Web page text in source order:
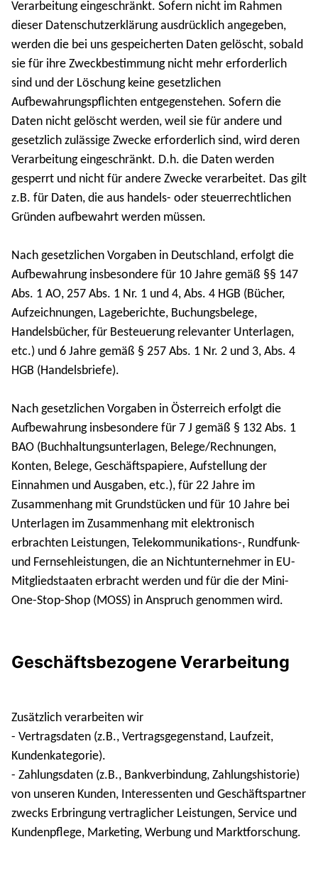
Verarbeitung eingeschränkt. Sofern nicht im Rahmen
dieser Datenschutzerklärung ausdrücklich angegeben,
werden die bei uns gespeicherten Daten gelöscht, sobald
sie für ihre Zweckbestimmung nicht mehr erforderlich
sind und der Löschung keine gesetzlichen
Aufbewahrungspflichten entgegenstehen. Sofern die
Daten nicht gelöscht werden, weil sie für andere und
gesetzlich zulässige Zwecke erforderlich sind, wird deren
Verarbeitung eingeschränkt. D.h. die Daten werden
gesperrt und nicht für andere Zwecke verarbeitet. Das gilt
z.B. für Daten, die aus handels- oder steuerrechtlichen
Gründen aufbewahrt werden müssen.
Nach gesetzlichen Vorgaben in Deutschland, erfolgt die
Aufbewahrung insbesondere für 10 Jahre gemäß §§ 147
Abs. 1 AO, 257 Abs. 1 Nr. 1 und 4, Abs. 4 HGB (Bücher,
Aufzeichnungen, Lageberichte, Buchungsbelege,
Handelsbücher, für Besteuerung relevanter Unterlagen,
etc.) und 6 Jahre gemäß § 257 Abs. 1 Nr. 2 und 3, Abs. 4
HGB (Handelsbriefe).
Nach gesetzlichen Vorgaben in Österreich erfolgt die
Aufbewahrung insbesondere für 7 J gemäß § 132 Abs. 1
BAO (Buchhaltungsunterlagen, Belege/Rechnungen,
Konten, Belege, Geschäftspapiere, Aufstellung der
Einnahmen und Ausgaben, etc.), für 22 Jahre im
Zusammenhang mit Grundstücken und für 10 Jahre bei
Unterlagen im Zusammenhang mit elektronisch
erbrachten Leistungen, Telekommunikations-, Rundfunk-
und Fernsehleistungen, die an Nichtunternehmer in EU-
Mitgliedstaaten erbracht werden und für die der Mini-
One-Stop-Shop (MOSS) in Anspruch genommen wird.
Geschäftsbezogene Verarbeitung
Zusätzlich verarbeiten wir
- Vertragsdaten (z.B., Vertragsgegenstand, Laufzeit,
Kundenkategorie).
- Zahlungsdaten (z.B., Bankverbindung, Zahlungshistorie)
von unseren Kunden, Interessenten und Geschäftspartner
zwecks Erbringung vertraglicher Leistungen, Service und
Kundenpflege, Marketing, Werbung und Marktforschung.